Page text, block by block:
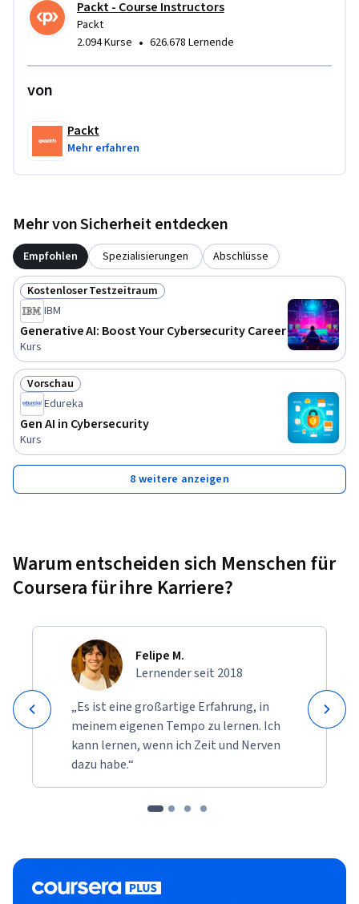
Schwierigkeitsgrad.
Packt - Course Instructors
Packt
2.094 Kurse • 626.678 Lernende
von
Packt
Mehr erfahren
Mehr von Sicherheit entdecken
Empfohlen Spezialisierungen Abschlüsse
Status: Kostenloser Testzeitraum
Kostenloser Testzeitraum
IBM
Generative AI: Boost Your Cybersecurity Career
Kurs
Status: Vorschau
Vorschau
Edureka
Gen AI in Cybersecurity
Kurs
8 weitere anzeigen
Warum entscheiden sich Menschen für
Coursera für ihre Karriere?
Felipe M.
Lernender seit 2018
„Es ist eine großartige Erfahrung, in
meinem eigenen Tempo zu lernen. Ich
kann lernen, wenn ich Zeit und Nerven
dazu habe.“